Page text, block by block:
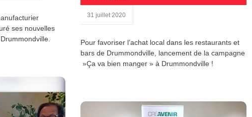
ses nouvelles
31 juillet 2020
Pour favoriser l’achat local dans les restaurants et
bars de Drummondville, lancement de la campagne
»Ça va bien manger » à Drummondville !